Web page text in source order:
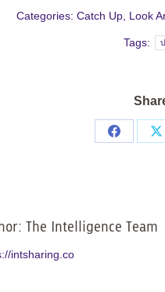
Categories: Catch Up Look
Tags:
Share
The Intelligence Team
intsharing.co